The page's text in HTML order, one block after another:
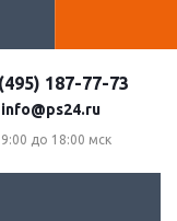
187-77-73
info@ps24.ru
9:00 до 18:00 мск